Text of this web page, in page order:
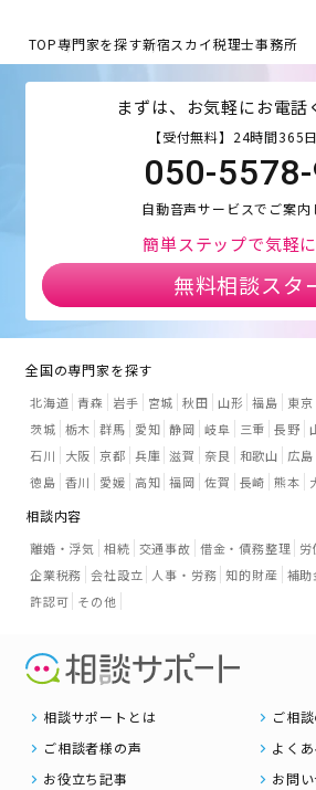
TOP専門家を探す新宿スカイ税理士事務所
まずは、お気軽にお電話
【受付無料】24時間365
050-
自動音声サービスでご案内
簡単ステップで気軽
無料相談スタ
全国の専門家を探す
北海道 青森 岩手 宮城 秋田 山形 福島 東京
茨城 栃木 群馬 愛知 静岡 岐阜 三重 長野
石川
大阪 京都 兵庫 滋賀 奈良 和歌山 広島
徳島 香川 愛媛 高知 福岡 佐賀 長崎 熊本
相談内容
離婚・浮気 相続 交通事故 借金・債務整理 労
企業税務 会社設立 人事・労務 知的財産 補助
許認可 その他
相談サポートとは
ご相
ご相談者様の声
よく
お役立ち記事
お問